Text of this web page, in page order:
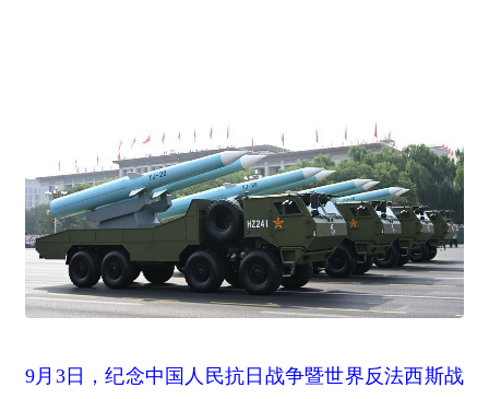
9月3日，纪念中国人民抗日战争暨世界反法西斯战